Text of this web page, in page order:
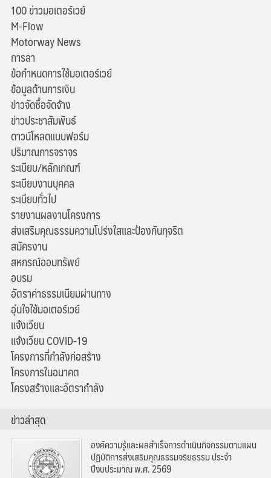
100 ข่าวมอเตอร์เวย์
M-Flow
Motorway News
การลา
ข้อกำหนดการใช้มอเตอร์เวย์
ข้อมูลด้านการเงิน
ข่าวจัดซื้อจัดจ้าง
ข่าวประชาสัมพันธ์
ดาวน์โหลดแบบฟอร์ม
ปริมาณการจราจร
ระเบียบ/หลักเกณฑ์
ระเบียบงานบุคคล
ระเบียบทั่วไป
รายงานผลงานโครงการ
ส่งเสริมคุณธรรมความโปร่งใสและป้องกันทุจริต
สมัครงาน
สหกรณ์ออมทรัพย์
อบรม
อัตราค่าธรรมเนียมผ่านทาง
อุ่นใจใช้มอเตอร์เวย์
แจ้งเวียน
แจ้งเวียน COVID-19
โครงการที่กำลังก่อสร้าง
โครงการในอนาคต
โครงสร้างและอัตรากำลัง
ข่าวล่าสุด
องค์ความรู้และผลสำเร็จการดำเนินกิจกรรมตามแผน
ปฏิบัติการส่งเสริมคุณธรรมจริยธรรม ประจำ
ปีงบประมาณ พ.ศ. 2569